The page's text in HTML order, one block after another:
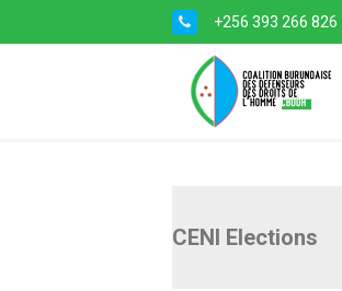
+256 393 266 826
CENI Elections